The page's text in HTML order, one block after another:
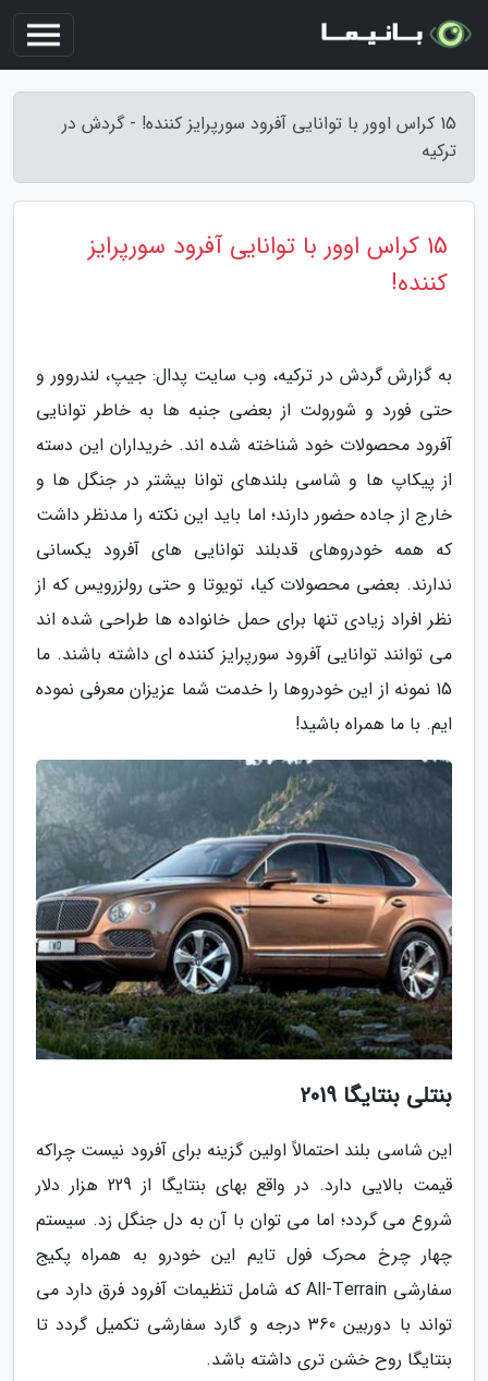
15 کراس اوور با توانایی آفرود سورپرایز کننده! - گردش در
ترکیه
15 کراس اوور با توانایی آفرود سورپرایز
کننده!
به گزارش گردش در ترکیه، وب سایت پدال: جیپ، لندروور و
حتی فورد و شورولت از بعضی جنبه ها به خاطر توانایی
آفرود محصولات خود شناخته شده اند. خریداران این دسته
از پیکاپ ها و شاسی بلندهای توانا بیشتر در جنگل ها و
خارج از جاده حضور دارند؛ اما باید این نکته را مدنظر داشت
که همه خودروهای قدبلند توانایی های آفرود یکسانی
ندارند. بعضی محصولات کیا، تویوتا و حتی رولزرویس که از
نظر افراد زیادی تنها برای حمل خانواده ها طراحی شده اند
می توانند توانایی آفرود سورپرایز کننده ای داشته باشند. ما
15 نمونه از این خودروها را خدمت شما عزیزان معرفی نموده
ایم. با ما همراه باشید!
بنتلی بنتایگا 2019
این شاسی بلند احتمالاً اولین گزینه برای آفرود نیست چراکه
قیمت بالایی دارد. در واقع بهای بنتایگا از 229 هزار دلار
شروع می گردد؛ اما می توان با آن به دل جنگل زد. سیستم
چهار چرخ محرک فول تایم این خودرو به همراه پکیج
سفارشی All-Terrain که شامل تنظیمات آفرود فرق دارد می
تواند با دوربین 360 درجه و گارد سفارشی تکمیل گردد تا
بنتایگا روح خشن تری داشته باشد.